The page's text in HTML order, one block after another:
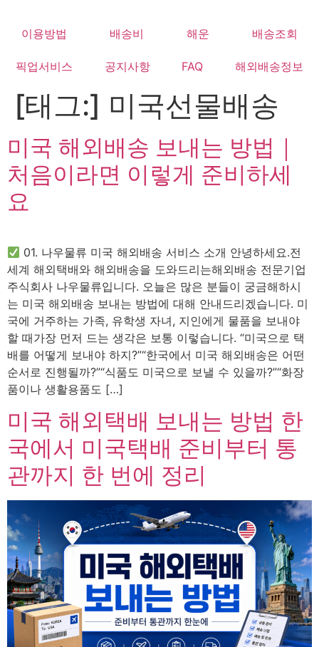
content
이용방법 배송비 해운 배송조회
픽업서비스 공지사항 FAQ 해외배송정보
[태그:] 미국선물배송
미국 해외배송 보내는 방법｜
처음이라면 이렇게 준비하세
요
01. 나우물류 미국 해외배송 서비스 소개 안녕하세요.전
세계 해외택배와 해외배송을 도와드리는해외배송 전문기업
주식회사 나우물류입니다. 오늘은 많은 분들이 궁금해하시
는 미국 해외배송 보내는 방법에 대해 안내드리겠습니다. 미
국에 거주하는 가족, 유학생 자녀, 지인에게 물품을 보내야
할 때가장 먼저 드는 생각은 보통 이렇습니다. “미국으로 택
배를 어떻게 보내야 하지?”“한국에서 미국 해외배송은 어떤
순서로 진행될까?”“식품도 미국으로 보낼 수 있을까?”“화장
품이나 생활용품도 […]
미국 해외택배 보내는 방법 한
국에서 미국택배 준비부터 통
관까지 한 번에 정리